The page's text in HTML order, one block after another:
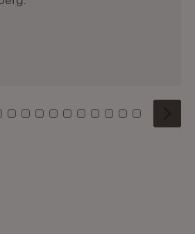
0 1 2 3
Kachel: 4
Zu Kachel: 5
Zu Kachel: 6
Zu Kachel: 7
Zu Kachel: 8
Zu Kachel: 9
Zu Kachel: 10
Zu Kachel: 11
Zu Kachel: 12
Zu Kachel:
Zu